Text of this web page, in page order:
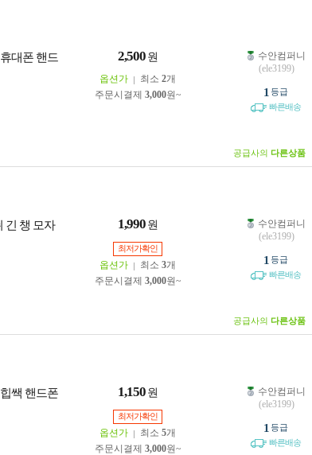
대폰 핸드
2,500 원
옵션가 최소 2개
주문시결제 3,000원~
수안컴퍼니
(ele3199)
1 등급
빠른배송
공급사의 다른상품
긴 챙 모자
1,990 원
최저가확인
옵션가 최소 3개
주문시결제 3,000원~
수안컴퍼니
(ele3199)
1 등급
빠른배송
공급사의 다른상품
쌕 핸드폰
1,150 원
최저가확인
옵션가 최소 5개
주문시결제 3,000원~
수안컴퍼니
(ele3199)
1 등급
빠른배송